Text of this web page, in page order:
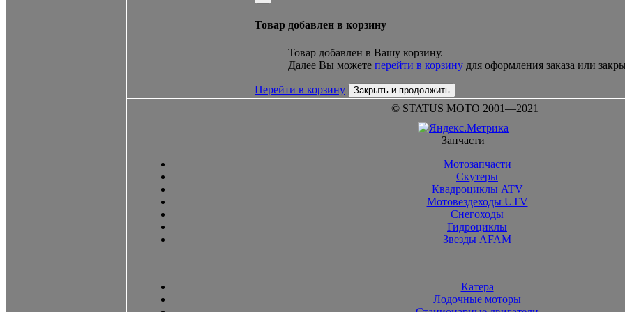
Товар добавлен в корзину
Товар добавлен в Вашу корзину.
Далее Вы можете перейти в корзину для оформления заказа или
Перейти в корзину Закрыть и продолжить
© STATUS MOTO 2001—2021
Запчасти
Мотозапчасти
Скутеры
Квадроциклы ATV
Мотовездеходы UTV
Снегоходы
Гидроциклы
Звезды AFAM
Катера
Лодочные моторы